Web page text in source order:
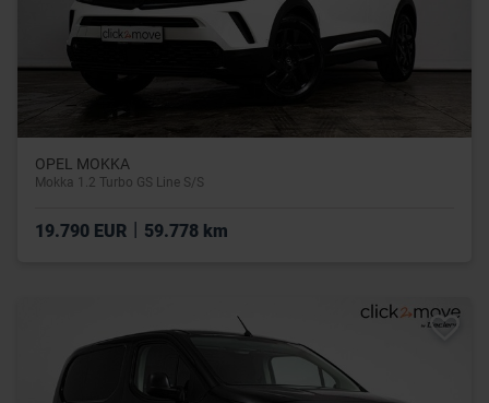
OPEL MOKKA
Mokka 1.2 Turbo GS Line S/S
19.790 EUR 59.778 km